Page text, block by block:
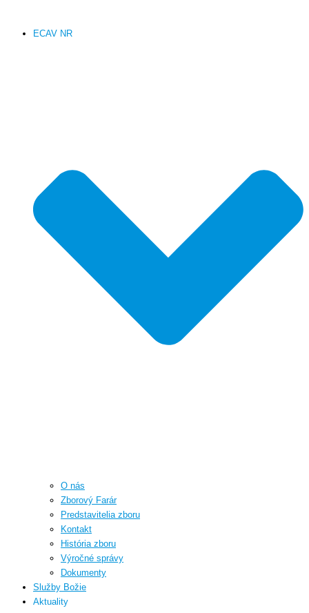
ECAV NR
O nás
Zborový Farár
Predstavitelia zboru
Kontakt
História zboru
Výročné správy
Dokumenty
Služby Božie
Aktuality